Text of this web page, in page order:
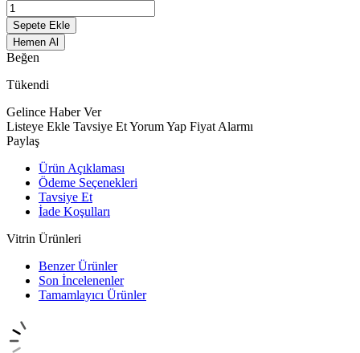
Sepete Ekle
Hemen Al
Beğen
Tükendi
Gelince Haber Ver
Listeye Ekle Tavsiye EtYorum Yap Fiyat Alarmı
Paylaş
Ürün Açıklaması
Ödeme Seçenekleri
Tavsiye Et
İade Koşulları
Vitrin Ürünleri
Benzer Ürünler
Son İncelenenler
Tamamlayıcı Ürünler